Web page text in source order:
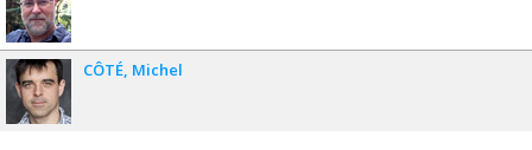
CÔTÉ Michel